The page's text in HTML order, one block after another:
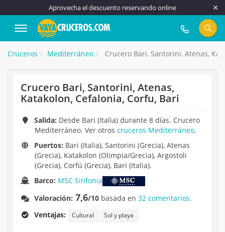
Aprovecha el descuento reservando online
917 815 555
Cruceros Mediterráneo Crucero Bari, Santorini, Atenas,
Crucero Bari, Santorini, Atenas,
Katakolon, Cefalonia, Corfu, Bari
Salida: Desde Bari (Italia) durante 8 días. Crucero
Mediterráneo. Ver otros cruceros Mediterráneo.
Puertos: Bari (Italia), Santorini (Grecia), Atenas
(Grecia), Katakolon (Olimpia/Grecia), Argostoli
(Grecia), Corfú (Grecia), Bari (Italia).
Barco: MSC Sinfonia
Valoración: 7,6/10 basada en32 comentarios.
Ventajas:
Cultural Sol y playa